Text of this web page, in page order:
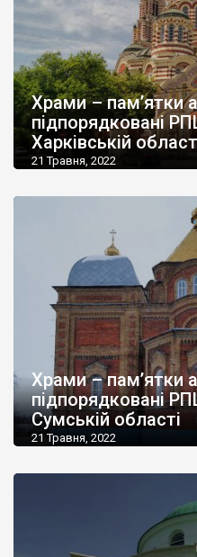
Храми – пам’ятки
підпорядковані
Харківській
21 Травня, 2022
Храми – пам’ятки
підпорядковані
Сумській області
21 Травня, 2022